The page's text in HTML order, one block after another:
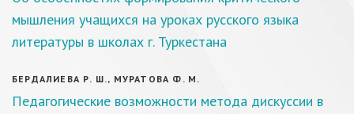
мышления учащихся на уроках русского языка
литературы в школах г. Туркестана
БЕРДАЛИЕВА Р. Ш., МУРАТОВА Ф. М.
Педагогические возможности метода дискуссии в